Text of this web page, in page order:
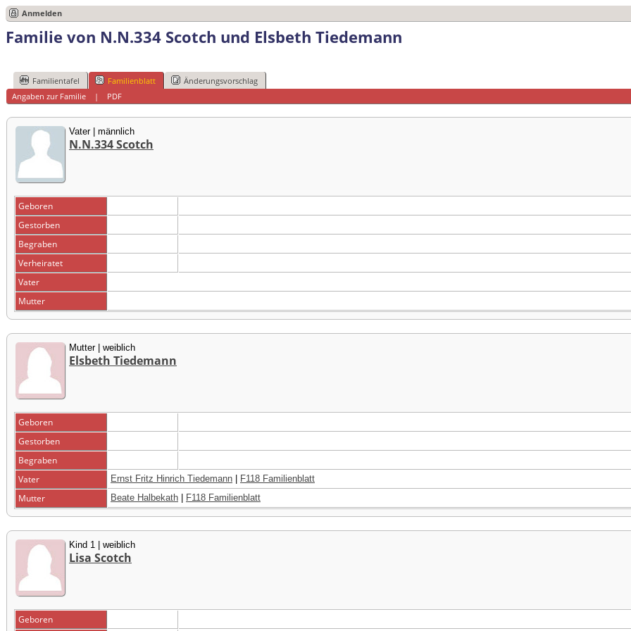
Anmelden
Familie von N.N.334 Scotch und Elsbeth Tiedemann
Familientafel Familienblatt
Änderungsvorschlag
Angaben zur Familie| PDF
Vater | männlich
N.N.334 Scotch
Geboren
Gestorben
Begraben
Verheiratet
Vater
Mutter
Mutter | weiblich
Elsbeth Tiedemann
Geboren
Gestorben
Begraben
Vater
Ernst Fritz Hinrich Tiedemann F118 Familienblatt
Mutter Beate Halbekath F118 Familienblatt
Kind 1 | weiblich
Lisa Scotch
Geboren